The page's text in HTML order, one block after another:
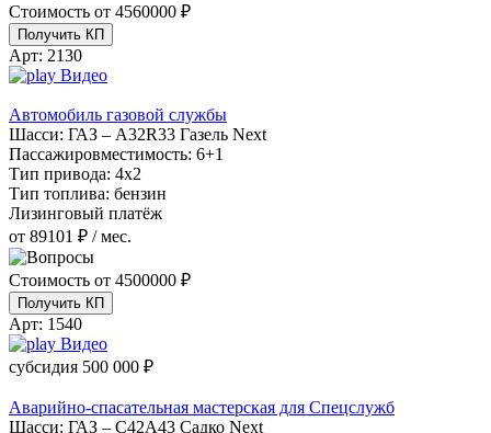
Стоимость от 4560000 ₽
Получить КП
Арт: 2130
Видео
Автомобиль газовой службы
Шасси: ГАЗ – A32R33 Газель Next
Пассажировместимость: 6+1
Тип привода: 4х2
Тип топлива: бензин
Лизинговый платёж
от 89101 ₽ / мес.
Стоимость от 4500000 ₽
Получить КП
Арт: 1540
Видео
субсидия 500 000 ₽
Аварийно-спасательная мастерская для Спецслужб
Шасси: ГАЗ – С42А43 Садко Next